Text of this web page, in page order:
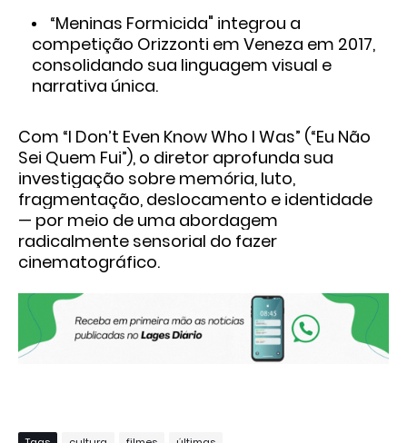
“Meninas Formicida" integrou a
competição Orizzonti em Veneza em 2017,
consolidando sua linguagem visual e
narrativa única.
Com “I Don’t Even Know Who I Was” (“Eu Não
Sei Quem Fui”), o diretor aprofunda sua
investigação sobre memória, luto,
fragmentação, deslocamento e identidade
— por meio de uma abordagem
radicalmente sensorial do fazer
cinematográfico.